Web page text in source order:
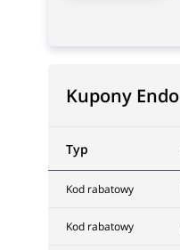
Kupony Endo
Typ
Kod rabatowy
Kod rabatowy